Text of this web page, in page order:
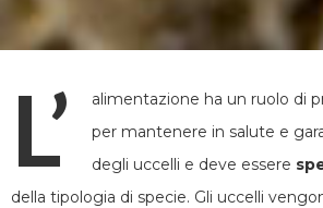
L’
alimentazione ha un ruolo di
per mantenere in salute e
degli uccelli e deve essere
della tipologia di specie. Gli uccelli